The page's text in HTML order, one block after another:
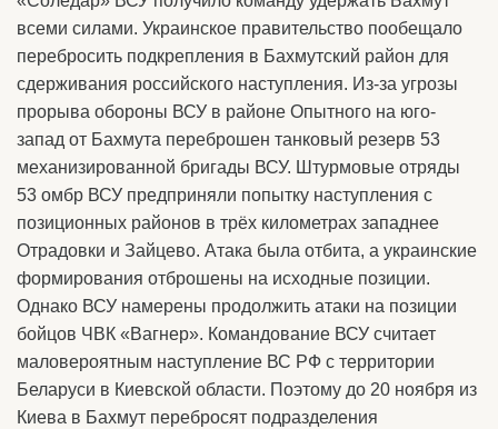
всеми силами. Украинское правительство пообещало
перебросить подкрепления в Бахмутский район для
сдерживания российского наступления. Из-за угрозы
прорыва обороны ВСУ в районе Опытного на юго-
запад от Бахмута переброшен танковый резерв 53
механизированной бригады ВСУ. Штурмовые отряды
53 омбр ВСУ предприняли попытку наступления с
позиционных районов в трёх километрах западнее
Отрадовки и Зайцево. Атака была отбита, а украинские
формирования отброшены на исходные позиции.
Однако ВСУ намерены продолжить атаки на позиции
бойцов ЧВК «Вагнер». Командование ВСУ считает
маловероятным наступление ВС РФ с территории
Беларуси в Киевской области. Поэтому до 20 ноября из
Киева в Бахмут перебросят подразделения